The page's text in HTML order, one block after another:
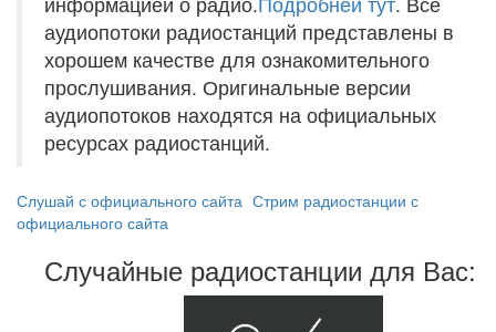
аудиопотоки радиостанций представлены в
хорошем качестве для ознакомительного
прослушивания. Оригинальные версии
аудиопотоков находятся на официальных
ресурсах радиостанций.
Слушай с официального сайта Стрим радиостанции с
официального сайта
Случайные радиостанции для Вас: